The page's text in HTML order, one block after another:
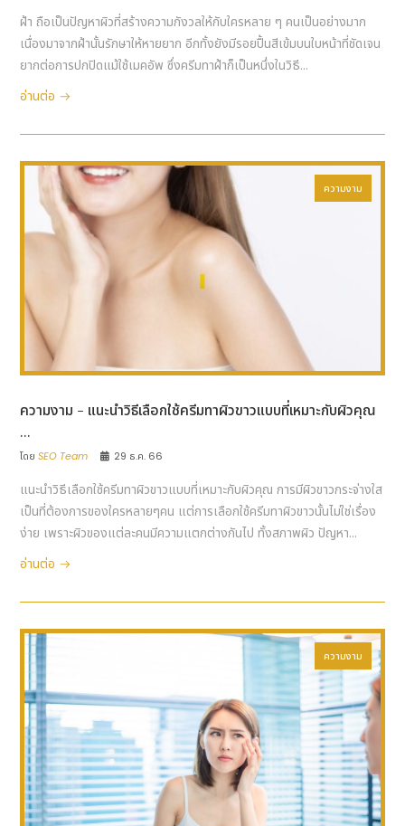
ฝ้า ถือเป็นปัญหาผิวที่สร้างความกังวลให้กับใครหลาย ๆ คนเป็นอย่างมาก
เนื่องมาจากฝ้านั้นรักษาให้หายยาก อีกทั้งยังมีรอยปื้นสีเข้มบนใบหน้าที่ชัดเจน
ยากต่อการปกปิดแม้ใช้เมคอัพ ซึ่งครีมทาฝ้าก็เป็นหนึ่งในวิธี...
อ่านต่อ
ความงาม
ความงาม - แนะนำวิธีเลือกใช้ครีมทาผิวขาวแบบที่เหมาะกับผิวคุณ
...
โดยSEO Team 29 ธ.ค. 66
แนะนำวิธีเลือกใช้ครีมทาผิวขาวแบบที่เหมาะกับผิวคุณ การมีผิวขาวกระจ่างใส
เป็นที่ต้องการของใครหลายๆคน แต่การเลือกใช้ครีมทาผิวขาวนั้นไม่ใช่เรื่อง
ง่าย เพราะผิวของแต่ละคนมีความแตกต่างกันไป ทั้งสภาพผิว ปัญหา...
อ่านต่อ
ความงาม